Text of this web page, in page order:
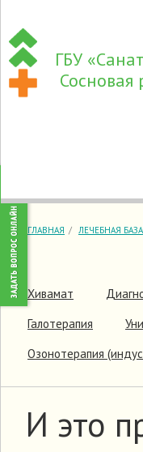
ГБУ
Сосновая
ГЛАВНАЯ ЛЕЧЕБНАЯ БАЗА
Хивамат
Галотерапия
Озонотерапия
И это